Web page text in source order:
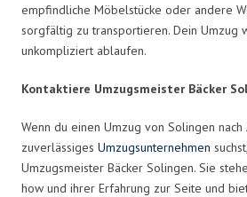
empfindliche Möbelstücke oder andere
sorgfältig zu transportieren. Dein Umzug
unkompliziert ablaufen.
Kontaktiere Umzugsmeister Bäcker
Wenn du einen Umzug von Solingen
zuverlässiges Umzugsunternehmen
Umzugsmeister Bäcker Solingen. Sie
how und ihrer Erfahrung zur Seite und